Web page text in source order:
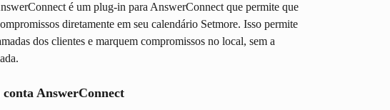
é um plug-in para AnswerConnect que permite que
diretamente em seu calendário Setmore. Isso permite
dos clientes e marquem compromissos no local, sem a
conta AnswerConnect